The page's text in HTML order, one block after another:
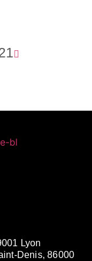
Lyon
Denis, 86000